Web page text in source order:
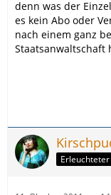
denn was der
es kein Abo oder
nach einem ganz
Staatsanwaltschaft
Erleuchteter